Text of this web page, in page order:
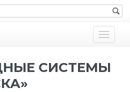
Показать
меню
СИСТЕМЫ